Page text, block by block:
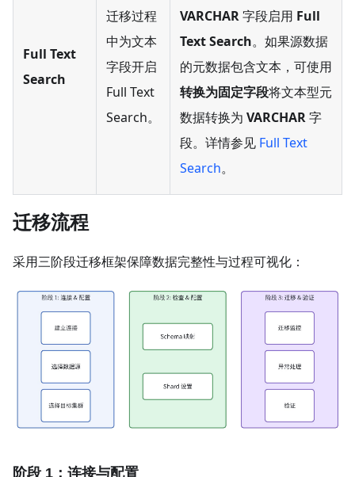
Full Text
Search
迁移过程
中为文本
字段开启
Full Text
Search。
VARCHAR字段启用 Full
Text Search。如果源数据
的元数据包含文本，可使用
转换为固定字段将文本型元
数据转换为 VARCHAR字
段。详情参见 Full Text
Search。
迁移流程
采用三阶段迁移框架保障数据完整性与过程可视化：
阶段 1：连接与配置